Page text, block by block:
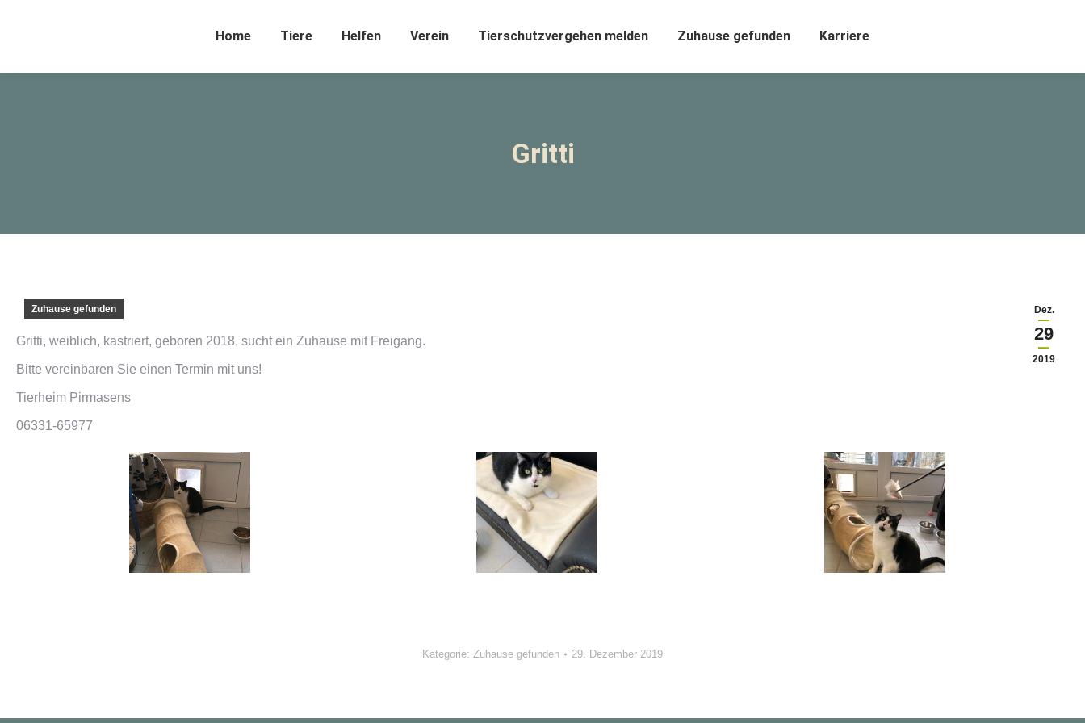
Home Tiere Helfen Verein Tierschutzvergehen melden Zuhause gefunden Karriere
Gritti
Dez.
29
2019
Zuhause gefunden
Gritti, weiblich, kastriert, geboren 2018, sucht ein Zuhause mit Freigang.
Bitte vereinbaren Sie einen Termin mit uns!
Tierheim Pirmasens
06331-65977
Kategorie: Zuhause gefunden 29. Dezember 2019